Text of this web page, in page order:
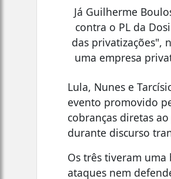
Já Guilherme
contra o PL da
das privatizações",
uma empresa
Lula, Nunes e
evento promovido
cobranças diretas
durante discurso
Os três tiveram
ataques nem